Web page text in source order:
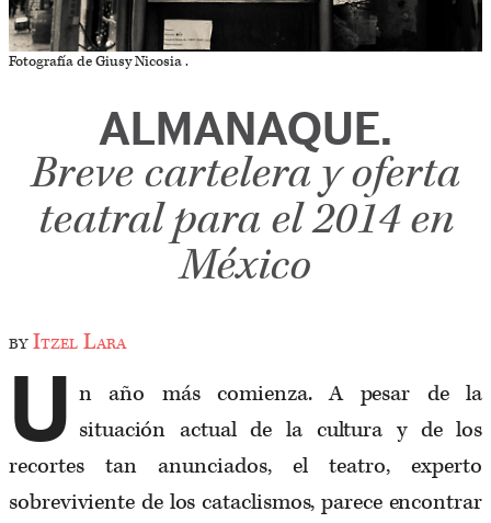
Fotografía de Giusy Nicosia .
ALMANAQUE.
Breve cartelera y oferta
teatral para el 2014 en
México
byItzel Lara
U n año más comienza. A pesar de la
situación actual de la cultura y de los
recortes tan anunciados, el teatro, experto
sobreviviente de los cataclismos, parece encontrar